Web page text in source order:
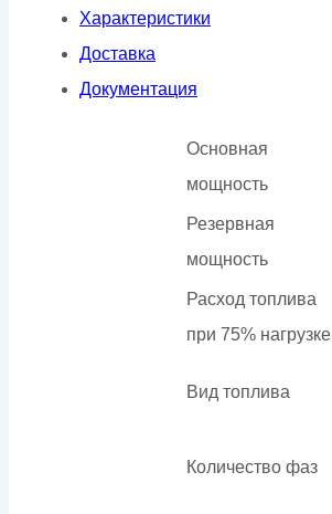
кожухе
Характеристики
Доставка
Документация
Основная
мощность
Резервная
мощность
Расход топлива
при 75% нагрузке
Вид топлива
Количество фаз